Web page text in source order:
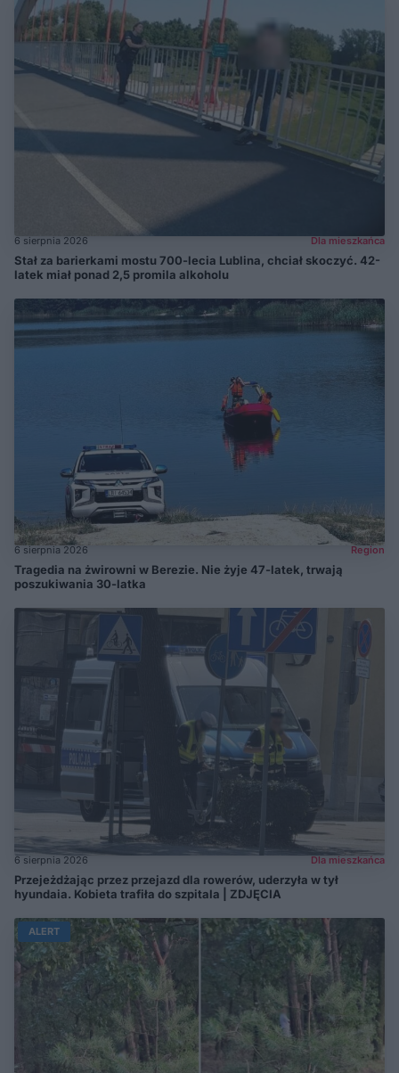
6 sierpnia 2026 Dla mieszkańca
Stał za barierkami mostu 700-lecia Lublina, chciał skoczyć. 42-
latek miał ponad 2,5 promila alkoholu
6 sierpnia 2026 Region
Tragedia na żwirowni w Berezie. Nie żyje 47-latek, trwają
poszukiwania 30-latka
6 sierpnia 2026 Dla mieszkańca
Przejeżdżając przez przejazd dla rowerów, uderzyła w tył
hyundaia. Kobieta trafiła do szpitala | ZDJĘCIA
ALERT